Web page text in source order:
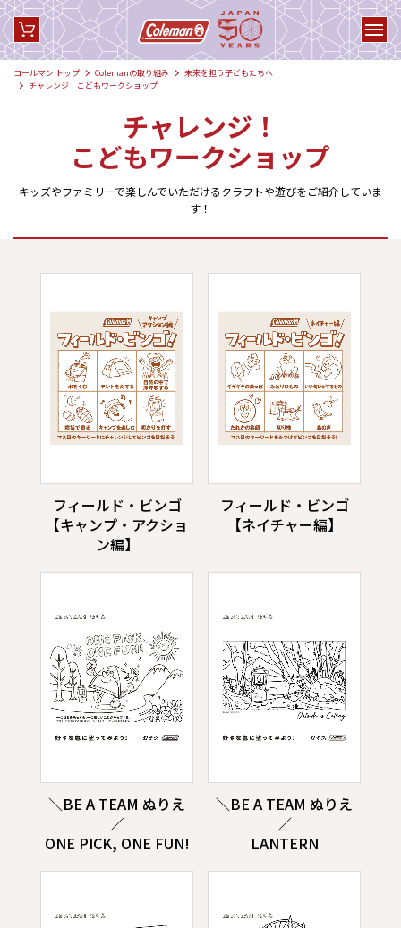
コールマン トップ Colemanの取り組み
未来を担う子どもたちへ
チャレンジ！こどもワークショップ
チャレンジ！
こどもワークショップ
キッズやファミリーで楽しんでいただけるクラフトや遊びをご紹介していま
す！
フィールド・ビンゴ
【キャンプ・アクショ
ン編】
フィールド・ビンゴ
【ネイチャー編】
＼BE A TEAM ぬりえ
／
ONE PICK, ONE FUN!
＼BE A TEAM ぬりえ
／
LANTERN